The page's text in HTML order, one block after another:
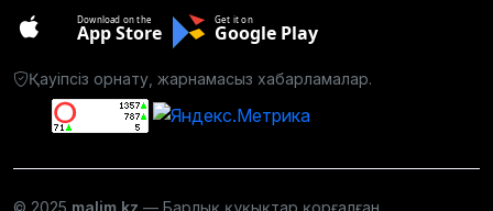
Download on the
App Store
Get it on
Google Play
Қауіпсіз орнату, жарнамасыз хабарламалар.
© 2025 malim.kz — Барлық құқықтар қорғалған.